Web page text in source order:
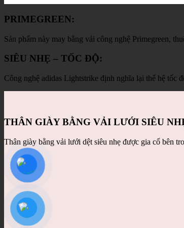
PRIMEGREEN:
Sản phẩm này may bằng vải công nghệ Primegreen,
SIÊU NHẸ – TỐC ĐỘ:
Công nghệ adidas Lightstrike định nghĩa lại thế hệ tốc
THÂN GIÀY BẰNG VẢI LƯỚI SIÊU
Thân giày bằng vải lưới dệt siêu nhẹ được gia cố bên